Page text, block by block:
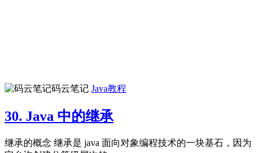
码云笔记 Java教程
30. Java 中的继承
继承的概念 继承是 java 面向对象编程技术的一块基石，因为